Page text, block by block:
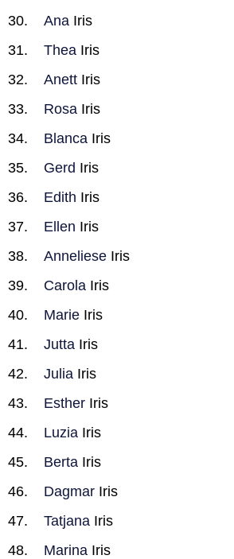
Ana Iris
Thea Iris
Anett Iris
Rosa Iris
Blanca Iris
Gerd Iris
Edith Iris
Ellen Iris
Anneliese Iris
Carola Iris
Marie Iris
Jutta Iris
Julia Iris
Esther Iris
Luzia Iris
Berta Iris
Dagmar Iris
Tatjana Iris
Marina Iris